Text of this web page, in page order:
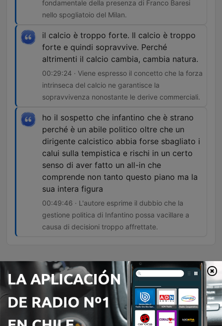
fondamentale della presenza di Franco Baresi
nello spogliatoio del Milan.
il calcio è troppo forte. Il calcio è troppo
forte e quindi sopravvive. Perché
altrimenti il calcio cambia, cambia natura.
00:29:24 · Viene espresso il concetto che la forza
intrinseca del calcio ne garantisce la
sopravvivenza nonostante le derive commerciali.
ho il sospetto che infantino che è strano
perché è un abile politico oltre che un
dirigente calcistico abbia forse sbagliato i
calui sulla tempistica e rischi in un certo
senso di aver fatto un all-in che
comprende non tanto questo piano ma la
sua intera figura
00:49:46 · L'autore esprime il dubbio che la
gestione politica di Infantino possa vacillare a
causa di decisioni troppo affrettate.
Episodios
3376 Grande grande grande Franco
Un tributo commovente a Franco Baresi, celebrando la sua leggendaria carriera nel Milan e nella Nazionale italiana, il suo carisma e l'intelligenza tattica che lo hanno reso un leader indimenticabile. Attraverso i ricordi di esperti, viene ripercorsa l'essenza della sua leadership e il profondo legame con i tifosi. L'episodio analizza inoltre le dinamiche del calcio moderno, dalle critiche alla gestione commerciale della FIFA sotto la presidenza Infantino alle polemiche sulla Nazionale italiana. La discussione si estende al calciomercato europeo, alle ambizioni geopolitiche del calcio e all'evoluzione della NBA attraverso l'eredità di LeBron James.